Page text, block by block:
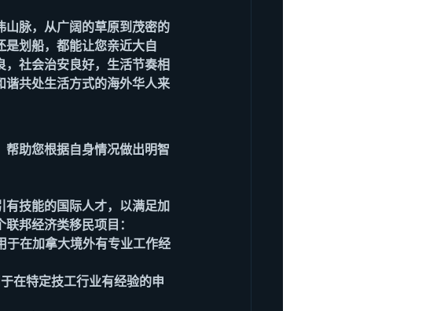
山脉，从广阔的草原到茂密的
划船，都能让您亲近大自
社会治安良好，生活节奏相
谐共处生活方式的海外华人来
助您根据自身情况做出明智
技能的国际人才，以满足加
邦经济类移民项目：
在加拿大境外有专业工作经
特定技工行业有经验的申